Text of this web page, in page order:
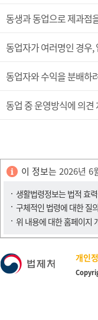
동생과 동업으로 제과점
동업자가 여러명인 경우
동업자와 수익을 분배하
동업 중 운영방식에 의견
이 정보는 2026년 6
생활법령정보는 법적 효
구체적인 법령에 대한 질
위 내용에 대한 홈페이지
개인